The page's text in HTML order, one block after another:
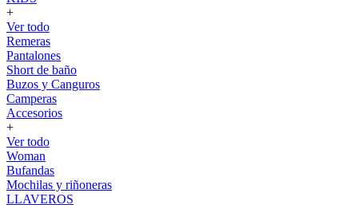
+
Ver todo
Remeras
Pantalones
Short de baño
Buzos y Canguros
Camperas
Accesorios
+
Ver todo
Woman
Bufandas
Mochilas y riñoneras
LLAVEROS